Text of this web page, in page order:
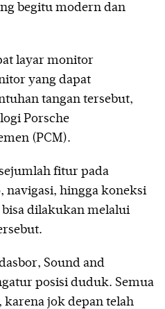
begitu modern dan
layar monitor
yang dapat
tangan tersebut,
Porsche
(PCM).
fitur pada
navigasi, hingga koneksi
dilakukan melalui
Sound and
posisi duduk. Semua
karena jok depan telah